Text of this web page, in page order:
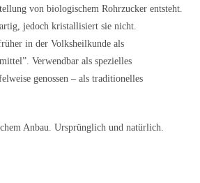
von biologischem Rohrzucker entsteht.
jedoch kristallisiert sie nicht.
in der Volksheilkunde als
Verwendbar als spezielles
genossen – als traditionelles
Anbau. Ursprünglich und natürlich.